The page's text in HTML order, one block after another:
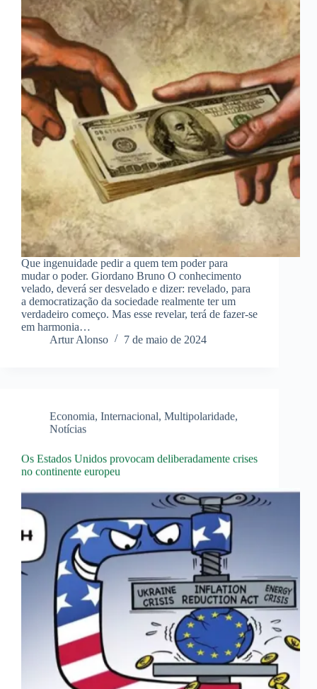
Que ingenuidade pedir a quem tem poder para
mudar o poder. Giordano Bruno O conhecimento
velado, deverá ser desvelado e dizer: revelado, para
a democratização da sociedade realmente ter um
verdadeiro começo. Mas esse revelar, terá de fazer-se
em harmonia…
Artur Alonso
7 de maio de 2024
Economia, Internacional, Multipolaridade,
Notícias
Os Estados Unidos provocam deliberadamente crises
no continente europeu